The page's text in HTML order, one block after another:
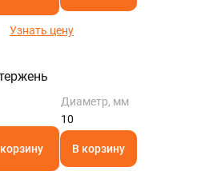
Узнать цену
Диаметр, мм
10
В корзину